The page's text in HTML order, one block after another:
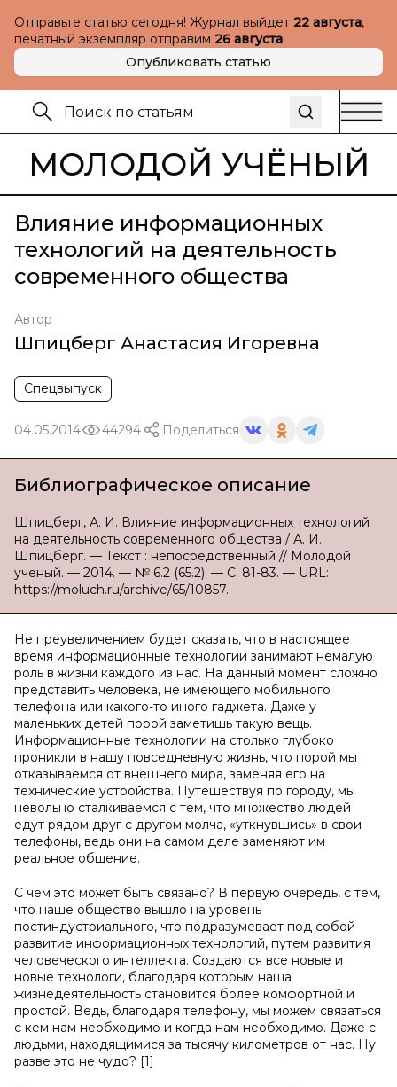
Отправьте статью сегодня! Журнал выйдет 22 августа,
печатный экземпляр отправим 26 августа
Опубликовать статью
МОЛОДОЙ УЧЁНЫЙ
Влияние информационных
технологий на деятельность
современного общества
Автор
Шпицберг Анастасия Игоревна
Спецвыпуск
04.05.2014 44294 Поделиться
Библиографическое описание
Шпицберг, А. И. Влияние информационных технологий
на деятельность современного общества / А. И.
Шпицберг. — Текст : непосредственный // Молодой
ученый. — 2014. — № 6.2 (65.2). — С. 81-83. — URL:
https://moluch.ru/archive/65/10857.
Не преувеличением будет сказать, что в настоящее
время информационные технологии занимают немалую
роль в жизни каждого из нас. На данный момент сложно
представить человека, не имеющего мобильного
телефона или какого-то иного гаджета. Даже у
маленьких детей порой заметишь такую вещь.
Информационные технологии на столько глубоко
проникли в нашу повседневную жизнь, что порой мы
отказываемся от внешнего мира, заменяя его на
технические устройства. Путешествуя по городу, мы
невольно сталкиваемся с тем, что множество людей
едут рядом друг с другом молча, «уткнувшись» в свои
телефоны, ведь они на самом деле заменяют им
реальное общение.
С чем это может быть связано? В первую очередь, с тем,
что наше общество вышло на уровень
постиндустриального, что подразумевает под собой
развитие информационных технологий, путем развития
человеческого интеллекта. Создаются все новые и
новые технологи, благодаря которым наша
жизнедеятельность становится более комфортной и
простой. Ведь, благодаря телефону, мы можем связаться
с кем нам необходимо и когда нам необходимо. Даже с
людьми, находящимися за тысячу километров от нас. Ну
разве это не чудо? [1]